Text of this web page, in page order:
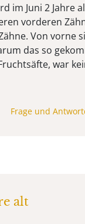
im Juni 2 Jahre
vorderen
Von vorne
das so
war
Frage und
alt